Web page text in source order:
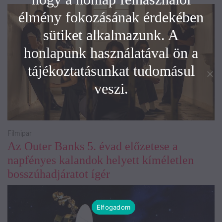
Az Outer Banks 5. évad előzetese a
napfényes kalandok helyett kíméletlen
bosszúhadjáratot ígér
Filmipar
élmény fokozásának érdekében
sütiket alkalmazunk. A
honlapunk használatával ön a
tájékoztatásunkat tudomásul
veszi.
Elfogadom